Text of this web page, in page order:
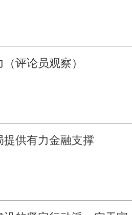
评论员观察）
供有力金融支撑